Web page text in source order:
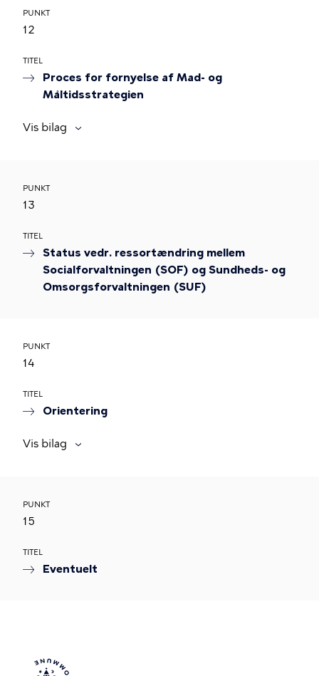
PUNKT
12
TITEL
Proces for fornyelse af Mad- og
Måltidsstrategien
Vis bilag
PUNKT
13
TITEL
Status vedr. ressortændring mellem
Socialforvaltningen (SOF) og Sundheds- og
Omsorgsforvaltningen (SUF)
PUNKT
14
TITEL
Orientering
Vis bilag
PUNKT
15
TITEL
Eventuelt